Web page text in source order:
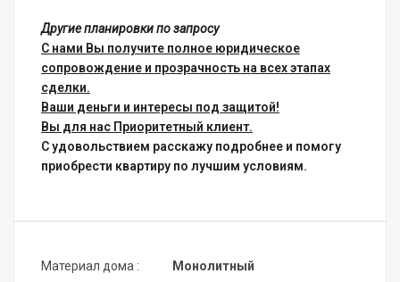
Другие планировки по запросу
С нами Вы получите полное юридическое
сопровождение и прозрачность на всех этапах
сделки.
Ваши деньги и интересы под защитой!
Вы для нас Приоритетный клиент.
С удовольствием расскажу подробнее и помогу
приобрести квартиру по лучшим условиям.
Материал дома : Монолитный